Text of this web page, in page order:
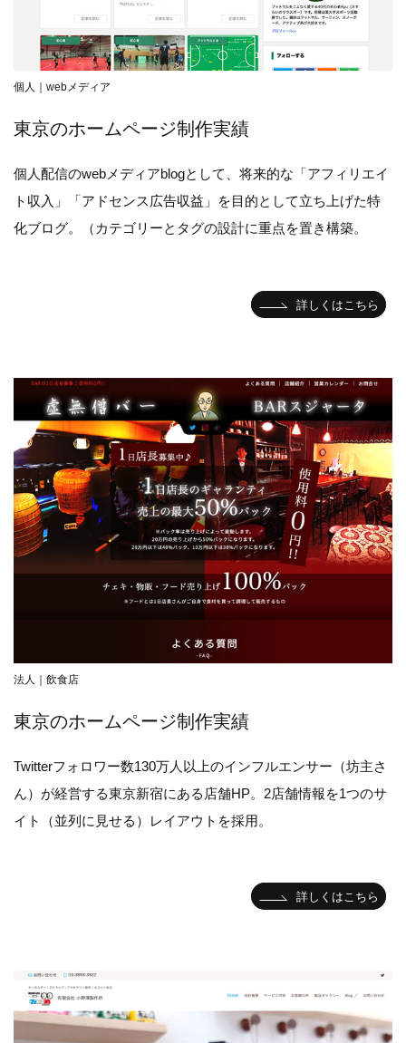
個人｜webメディア
東京のホームページ制作実績
個人配信のwebメディアblogとして、将来的な「アフィリエイ
ト収入」「アドセンス広告収益」を目的として立ち上げた特
化ブログ。（カテゴリーとタグの設計に重点を置き構築。
詳しくはこちら
法人｜飲食店
東京のホームページ制作実績
Twitterフォロワー数130万人以上のインフルエンサー（坊主さ
ん）が経営する東京新宿にある店舗HP。2店舗情報を1つのサ
イト（並列に見せる）レイアウトを採用。
詳しくはこちら